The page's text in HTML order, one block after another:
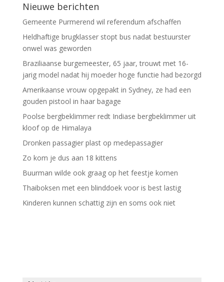
Nieuwe berichten
Gemeente Purmerend wil referendum afschaffen
Heldhaftige brugklasser stopt bus nadat bestuurster
onwel was geworden
Braziliaanse burgemeester, 65 jaar, trouwt met 16-
jarig model nadat hij moeder hoge functie had bezorgd
Amerikaanse vrouw opgepakt in Sydney, ze had een
gouden pistool in haar bagage
Poolse bergbeklimmer redt Indiase bergbeklimmer uit
kloof op de Himalaya
Dronken passagier plast op medepassagier
Zo kom je dus aan 18 kittens
Buurman wilde ook graag op het feestje komen
Thaiboksen met een blinddoek voor is best lastig
Kinderen kunnen schattig zijn en soms ook niet